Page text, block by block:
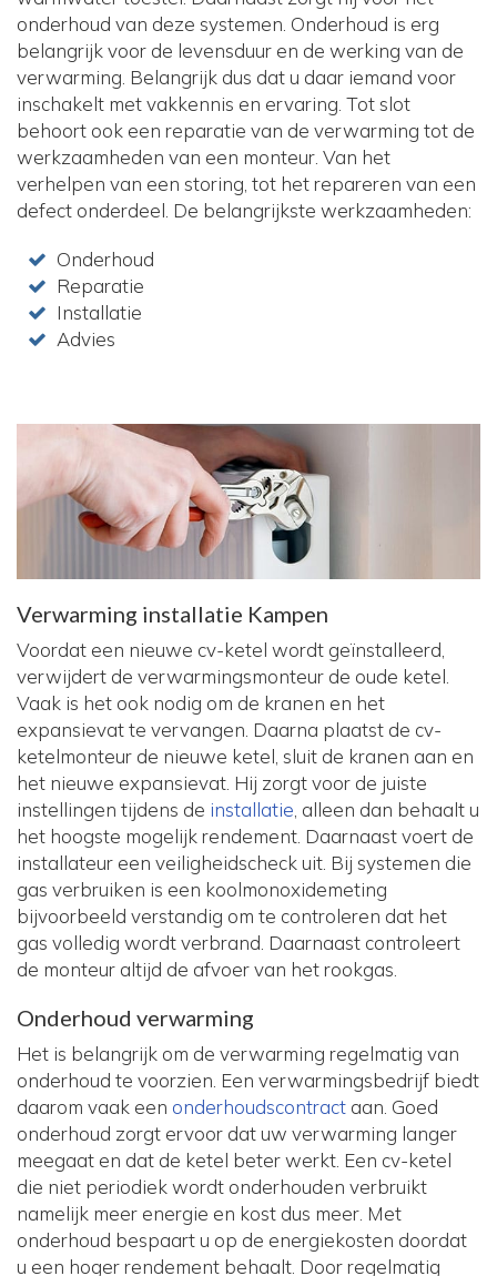
onderhoud van deze systemen. Onderhoud is erg
belangrijk voor de levensduur en de werking van de
verwarming. Belangrijk dus dat u daar iemand voor
inschakelt met vakkennis en ervaring. Tot slot
behoort ook een reparatie van de verwarming tot de
werkzaamheden van een monteur. Van het
verhelpen van een storing, tot het repareren van een
defect onderdeel. De belangrijkste werkzaamheden:
Onderhoud
Reparatie
Installatie
Advies
Verwarming installatie Kampen
Voordat een nieuwe cv-ketel wordt geïnstalleerd,
verwijdert de verwarmingsmonteur de oude ketel.
Vaak is het ook nodig om de kranen en het
expansievat te vervangen. Daarna plaatst de cv-
ketelmonteur de nieuwe ketel, sluit de kranen aan en
het nieuwe expansievat. Hij zorgt voor de juiste
instellingen tijdens de installatie , alleen dan behaalt u
het hoogste mogelijk rendement. Daarnaast voert de
installateur een veiligheidscheck uit. Bij systemen die
gas verbruiken is een koolmonoxidemeting
bijvoorbeeld verstandig om te controleren dat het
gas volledig wordt verbrand. Daarnaast controleert
de monteur altijd de afvoer van het rookgas.
Onderhoud verwarming
Het is belangrijk om de verwarming regelmatig van
onderhoud te voorzien. Een verwarmingsbedrijf biedt
daarom vaak een onderhoudscontract aan. Goed
onderhoud zorgt ervoor dat uw verwarming langer
meegaat en dat de ketel beter werkt. Een cv-ketel
die niet periodiek wordt onderhouden verbruikt
namelijk meer energie en kost dus meer. Met
onderhoud bespaart u op de energiekosten doordat
u een hoger rendement behaalt. Door regelmatig